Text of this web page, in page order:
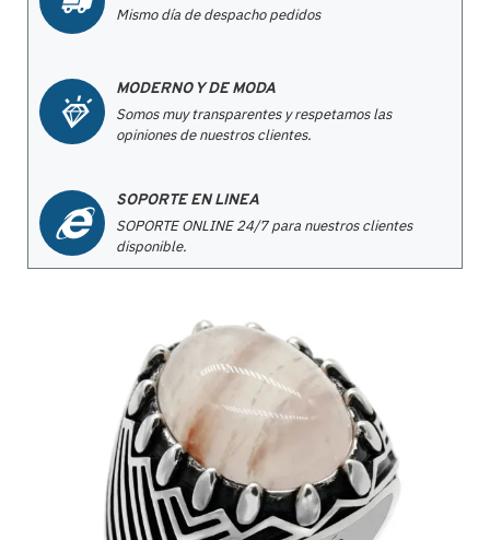
Mismo día de despacho pedidos
MODERNO Y DE MODA
Somos muy transparentes y respetamos las
opiniones de nuestros clientes.
SOPORTE EN LINEA
SOPORTE ONLINE 24/7 para nuestros clientes
disponible.